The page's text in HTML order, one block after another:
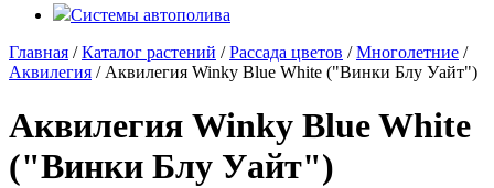
Системы автополива
Главная /Каталог растений /Рассада цветов /Многолетние /
Аквилегия / Аквилегия Winky Blue White ("Винки Блу Уайт")
Аквилегия Winky Blue White
("Винки Блу Уайт")